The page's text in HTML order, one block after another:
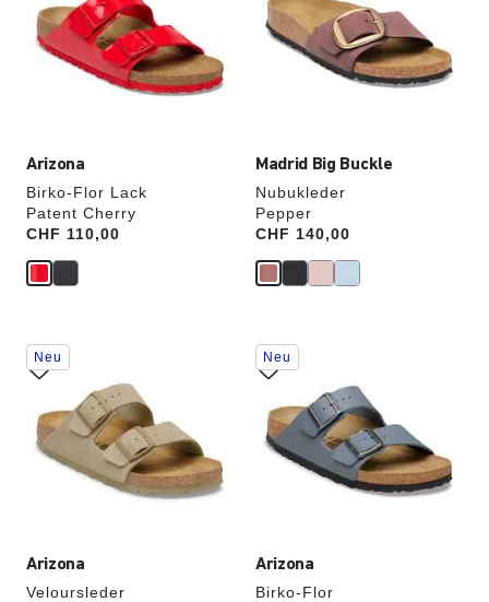
Arizona
Birko-Flor Lack
Patent Cherry
Price:
CHF 110,00
Farben
werden
die
Produktbilder
aktualisiert.
Madrid Big Buckle
Nubukleder
Pepper
Price:
CHF 140,00
Farben
werden
die
Produktbilder
Arizona
Veloursleder
Durch
Anklicken
der
werden
die
Produktbilder
aktualisiert.
Neu
Arizona
Birko-Flor
Durch
Anklicken
der
Farben
werden
die
Produktbilder
aktualisiert.
Neu